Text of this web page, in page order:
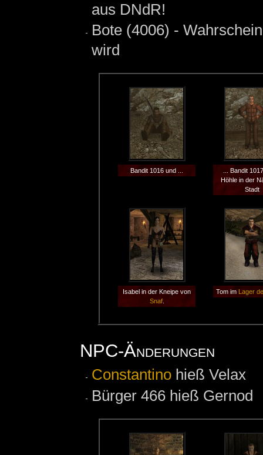
aus DNdR!
Bote (4006) -
wird
Bandit 1016 und ...
... Bandit
Höhle in der
Stadt
Isabel in der Kneipe von
Snaf.
Tom im Lager
NPC-Änderungen
Constantino hieß Velax
Bürger 466 hieß Gernod